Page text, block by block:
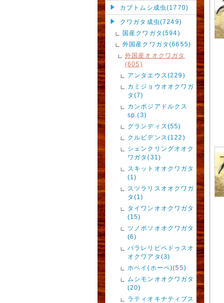
カブトムシ成虫(1770)
クワガタ成虫(7249)
国産クワガタ(594)
外国産クワガタ(6655)
外国産オオクワガタ
(605)
アンタエウス(229)
カミジョウオオクワガ
タ(7)
カンボジアドルクス
sp.(3)
グランディス(55)
クルビデンス(122)
シェンクリングオオク
ワガタ(31)
スキットオオクワガタ
(1)
スツラリスオオクワガ
タ(1)
タイワンオオクワガタ
(15)
ツノボソオオクワガタ
(6)
パラレリピペドゥスオ
オクワアタ(3)
ホペイ(ホーペ)(55)
ムシモンオオクワガタ
(20)
ラティオキナティブス